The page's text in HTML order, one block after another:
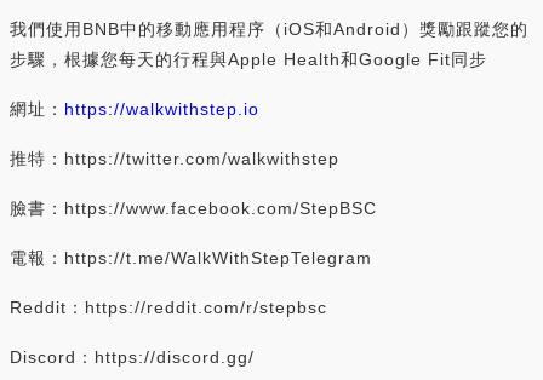
我們使用BNB中的移動應用程序（iOS和Android）獎勵跟蹤您的
步驟，根據您每天的行程與Apple Health和Google Fit同步
網址： https://walkwithstep.io
推特：https://twitter.com/walkwithstep
臉書：https://www.facebook.com/StepBSC
電報：https://t.me/WalkWithStepTelegram
Reddit：https://reddit.com/r/stepbsc
Discord：https://discord.gg/